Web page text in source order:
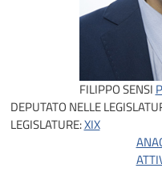
FILIPPO SENSI
DEPUTATO NELLE
LEGISLATURE:XIX